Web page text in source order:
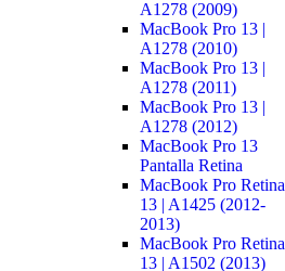
A1278 (2009)
MacBook Pro 13 |
A1278 (2010)
MacBook Pro 13 |
A1278 (2011)
MacBook Pro 13 |
A1278 (2012)
MacBook Pro 13
Pantalla Retina
MacBook Pro Retina
13 | A1425 (2012-
2013)
MacBook Pro Retina
13 | A1502 (2013)